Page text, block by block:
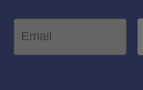
Email